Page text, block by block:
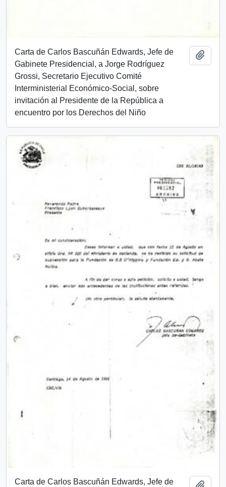
Carta de Carlos Bascuñán Edwards, Jefe de
Gabinete Presidencial, a Jorge Rodríguez
Grossi, Secretario Ejecutivo Comité
Interministerial Económico-Social, sobre
invitación al Presidente de la República a
encuentro por los Derechos del Niño
Carta de Carlos Bascuñán Edwards, Jefe de